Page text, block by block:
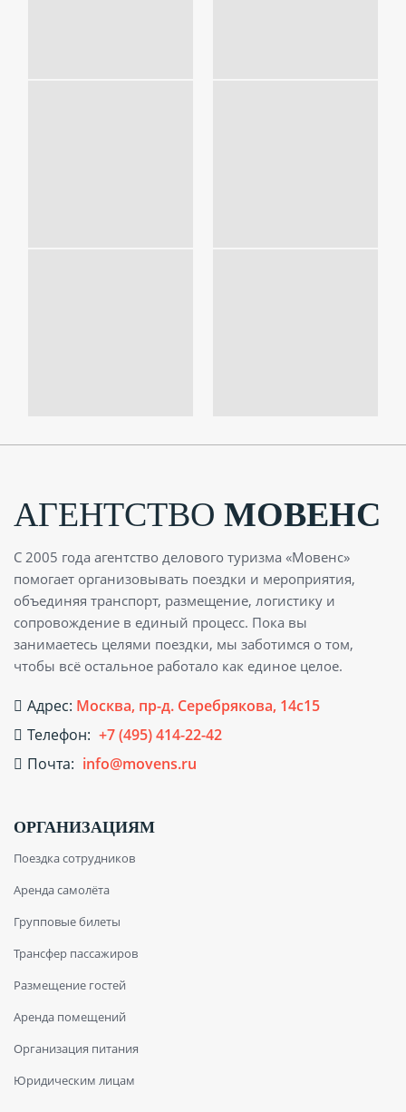
АГЕНТСТВО МОВЕНС
С 2005 года агентство делового туризма «Мовенс»
помогает организовывать поездки и мероприятия,
объединяя транспорт, размещение, логистику и
сопровождение в единый процесс. Пока вы
занимаетесь целями поездки, мы заботимся о том,
чтобы всё остальное работало как единое целое.
Адрес: Москва, пр-д. Серебрякова, 14с15
Телефон: +7 (495) 414-22-42
Почта: info@movens.ru
ОРГАНИЗАЦИЯМ
Поездка сотрудников
Аренда самолёта
Групповые билеты
Трансфер пассажиров
Размещение гостей
Аренда помещений
Организация питания
Юридическим лицам